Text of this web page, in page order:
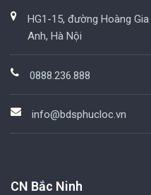
HG1-15, đường Hoàng
Anh, Hà Nội
0888.236.888
info@bdsphucloc.vn
CN Bắc Ninh